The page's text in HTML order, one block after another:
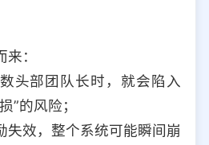
：
头部团队长时，就会陷入
”的风险；
失效，整个系统可能瞬间崩